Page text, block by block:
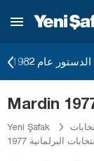
عام 1982
Yeni Şafak
البرلمانية 1977